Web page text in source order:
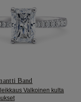
Band
Valkoinen kulta